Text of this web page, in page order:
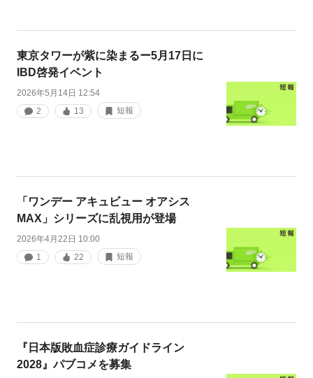
東京タワーが紫に染まるー5月17日に
IBD啓発イベント
2026年5月14日 12:54
2
13 短報
「ワンデー アキュビュー オアシス
MAX」シリーズに乱視用が登場
2026年4月22日 10:00
1
22 短報
『日本版敗血症診療ガイドライン
2028』パブコメを募集